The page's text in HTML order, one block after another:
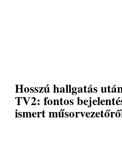
Hosszú hallgatás
TV2: fontos
ismert